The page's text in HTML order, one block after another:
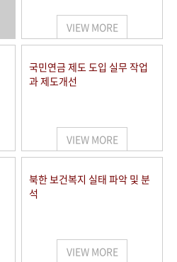
VIEW MORE
국민연금 제도 도입 실무 작업
과 제도개선
VIEW MORE
북한 보건복지 실태 파악 및 분
석
VIEW MORE